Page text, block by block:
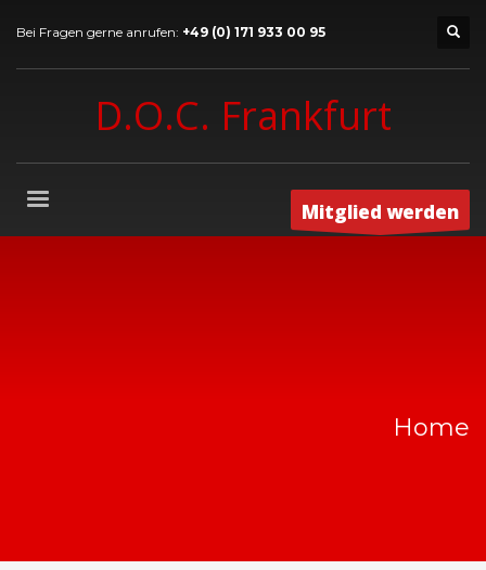
Bei Fragen gerne anrufen: +49 (0) 171 933 00 95
D.O.C. Frankfurt
Mitglied werden
Home